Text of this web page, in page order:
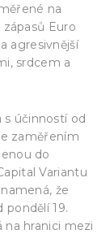
na
Euro
agresivnější
srdcem a
s účinností od
zaměřením
do
Variantu
že
19.
na hranici mezi